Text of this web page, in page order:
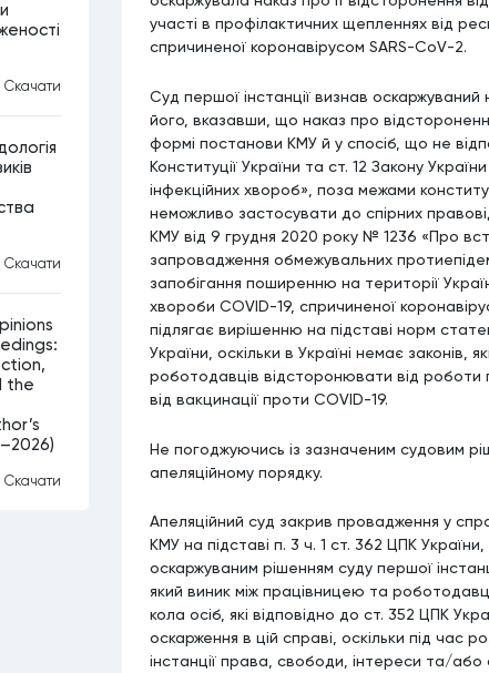
Скачати
Скачати
the
Скачати
участі в профілактичних щепленнях від
спричиненої коронавірусом SARS-CoV-2.
Суд першої інстанції визнав оскаржуваний
його, вказавши, що наказ про
формі постанови КМУ й у спосіб, що не
Конституції України та ст. 12 Закону
інфекційних хвороб», поза межами
неможливо застосувати до спірних
КМУ від 9 грудня 2020 року № 1236 «Про
запровадження обмежувальних
запобігання поширенню на території
хвороби COVID-19, спричиненої
підлягає вирішенню на підставі норм
України, оскільки в Україні немає законів,
роботодавців відсторонювати від роботи
від вакцинації проти COVID-19.
Не погоджуючись із зазначеним судовим
апеляційному порядку.
Апеляційний суд закрив провадження у
КМУ на підставі п. 3 ч. 1 ст. 362 ЦПК
оскаржуваним рішенням суду першої
який виник між працівницею та
кола осіб, які відповідно до ст. 352 ЦПК
оскарження в цій справі, оскільки під час
інстанції права, свободи, інтереси та/або